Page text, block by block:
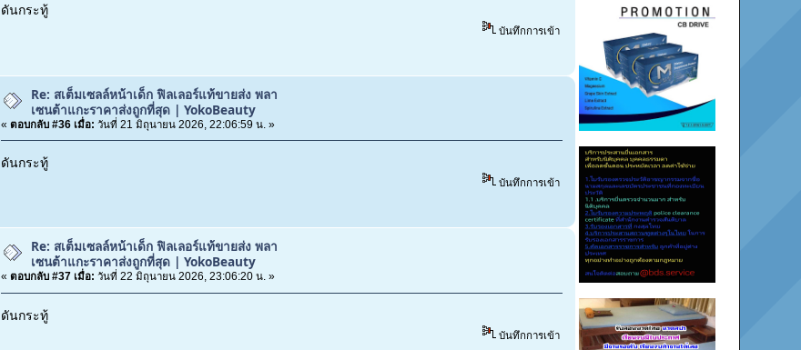
ดันกระทู้
บันทึกการเข้า
Re: สเต็มเซลล์หน้าเด็ก ฟิลเลอร์แท้ขายส่ง พลา
เซนต้าแกะราคาส่งถูกที่สุด | YokoBeauty
« ตอบกลับ #36 เมื่อ: วันที่ 21 มิถุนายน 2026, 22:06:59 น. »
ดันกระทู้
บันทึกการเข้า
Re: สเต็มเซลล์หน้าเด็ก ฟิลเลอร์แท้ขายส่ง พลา
เซนต้าแกะราคาส่งถูกที่สุด | YokoBeauty
« ตอบกลับ #37 เมื่อ: วันที่ 22 มิถุนายน 2026, 23:06:20 น. »
ดันกระทู้
บันทึกการเข้า